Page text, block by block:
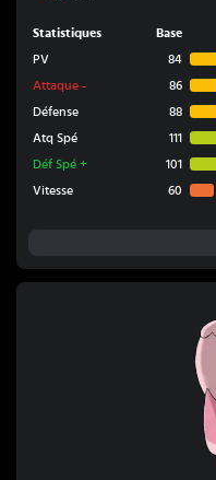
Statistiques Base
PV
84
Attaque - 86
Défense
88
Atq Spé
111
Déf Spé + 101
Vitesse
60